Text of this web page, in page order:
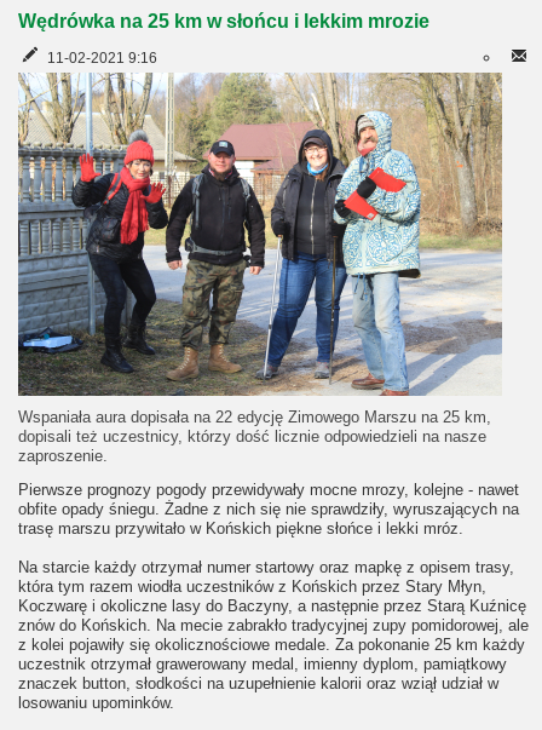
Wędrówka na 25 km w słońcu i lekkim mrozie
11-02-2021 9:16
Wspaniała aura dopisała na 22 edycję Zimowego Marszu na 25 km,
dopisali też uczestnicy, którzy dość licznie odpowiedzieli na nasze
zaproszenie.
Pierwsze prognozy pogody przewidywały mocne mrozy, kolejne - nawet
obfite opady śniegu. Żadne z nich się nie sprawdziły, wyruszających na
trasę marszu przywitało w Końskich piękne słońce i lekki mróz.
Na starcie każdy otrzymał numer startowy oraz mapkę z opisem trasy,
która tym razem wiodła uczestników z Końskich przez Stary Młyn,
Koczwarę i okoliczne lasy do Baczyny, a następnie przez Starą Kuźnicę
znów do Końskich. Na mecie zabrakło tradycyjnej zupy pomidorowej, ale
z kolei pojawiły się okolicznościowe medale. Za pokonanie 25 km każdy
uczestnik otrzymał grawerowany medal, imienny dyplom, pamiątkowy
znaczek button, słodkości na uzupełnienie kalorii oraz wziął udział w
losowaniu upominków.